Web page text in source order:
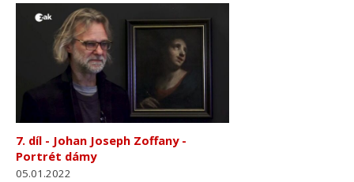
7. díl - Johan Joseph Zoffany -
Portrét dámy
05.01.2022